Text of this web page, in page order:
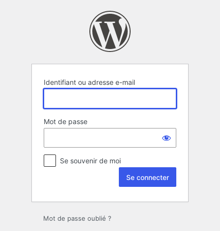
Identifiant ou adresse e-mail
Mot de passe
Se souvenir de moi
Mot de passe oublié ?